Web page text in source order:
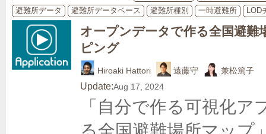
避難所データ
避難所データベース 避難所種別 一時避難所 LOD
オープンデータで作る全国避難
ピング
Hiroaki Hattori 遠藤守 兼松篤子
Update:Aug 17, 2024
「自分で作る可視化